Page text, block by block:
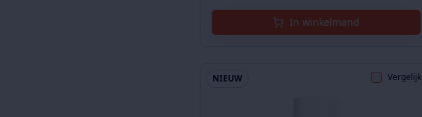
In winkelmand
NIEUW Vergelijk